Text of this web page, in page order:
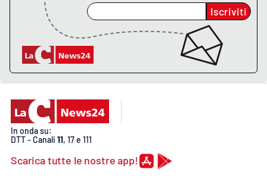
Destinazioni
Eventi
Storie
LAC
NETWORK
Iscriviti
In onda su:
DTT - Canali 11, 17 e 111
Scarica tutte le nostre app!